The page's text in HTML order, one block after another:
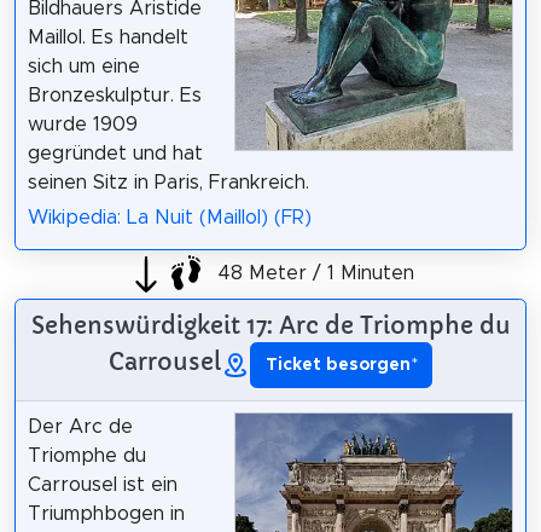
Bildhauers Aristide
Maillol. Es handelt
sich um eine
Bronzeskulptur. Es
wurde 1909
gegründet und hat
seinen Sitz in Paris, Frankreich.
Wikipedia: La Nuit (Maillol) (FR)
48 Meter / 1 Minuten
Sehenswürdigkeit 17: Arc de Triomphe du
Carrousel
Ticket besorgen*
Der Arc de
Triomphe du
Carrousel ist ein
Triumphbogen in